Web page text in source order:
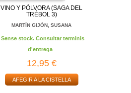
VINO Y PÓLVORA (SAGA DEL
TRÉBOL 3)
MARTÍN GIJÓN, SUSANA
Sense stock. Consultar terminis
d'entrega
12,95 €
AFEGIR A LA CISTELLA